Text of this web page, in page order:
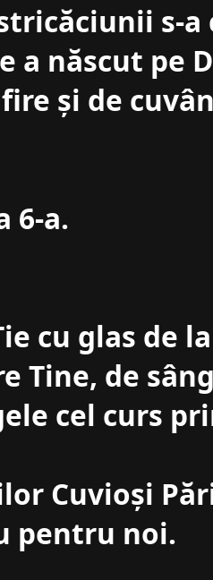
s-
a născut pe
şi de
6-a.
cu glas de
Tine, de
cel curs
Cuvioşi
pentru noi.